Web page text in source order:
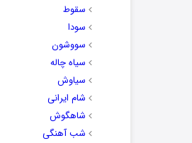
سقوط
سودا
سووشون
سیاه چاله
سیاوش
شام ایرانی
شاهگوش
شب آهنگی